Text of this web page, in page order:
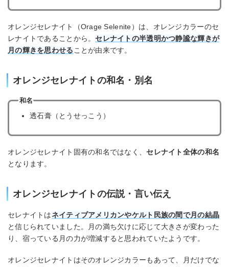
オレンジセレナイト（Orage Selenite）は、オレンジカラーのセ
レナイトであることから。セレナイトの半透明かつ静謐な輝きが
月の輝きを思わせる ことが由来です。
オレンジセレナイトの和名・別名
和名
透石膏（とうせっこう）
オレンジセレナイト固有の和名ではなく、セレナイト全体の和名
となります。
オレンジセレナイトの伝説・言い伝え
セレナイトはネイティブアメリカンやケルト民族の間で月の結晶
と信じられていました。月の満ち欠けに応じて大きさが変わった
り、宿っている月の力が増減すると思われていたようです。
オレンジセレナイトはそのオレンジカラーもあって、月だけでな